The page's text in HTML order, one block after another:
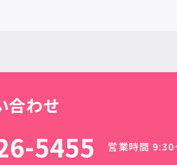
合わせ
5455 営業時間